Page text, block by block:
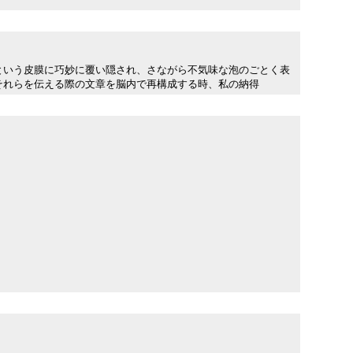
う皮膜に巧妙に覆い隠され、さながら不気味な泡のごとく表
らを伝える際の文章を脳内で再構成する時、私の納得